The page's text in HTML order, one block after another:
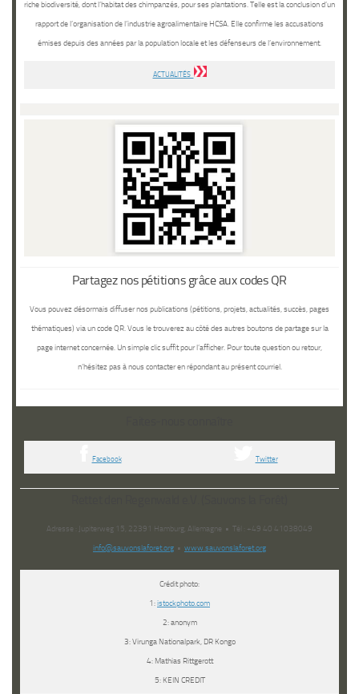
riche biodiversité, dont l’habitat des chimpanzés, pour ses plantations. Telle est la conclusion d’un
rapport de l’organisation de l’industrie agroalimentaire HCSA. Elle confirme les accusations
émises depuis des années par la population locale et les défenseurs de l’environnement.
ACTUALITÉS
Partagez nos pétitions grâce aux codes QR
Vous pouvez désormais diffuser nos publications (pétitions, projets, actualités, succès, pages
thématiques) via un code QR. Vous le trouverez au côté des autres boutons de partage sur la
page internet concernée. Un simple clic suffit pour l’afficher. Pour toute question ou retour,
n’hésitez pas à nous contacter en répondant au présent courriel.
Facebook Twitter
Adresse : Jupiterweg 15, 22391 Hamburg, Allemagne • Tél : +49 40 41038049
info@sauvonslaforet.org • www.sauvonslaforet.org
Crédit photo:
1:istockphoto.com
2: anonym
3: Virunga Nationalpark, DR Kongo
4: Mathias Rittgerott
5: KEIN CREDIT